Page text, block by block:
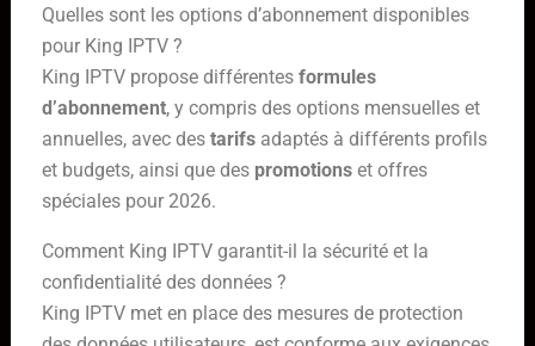
Quelles sont les options d’abonnement disponibles
pour King IPTV ?
King IPTV propose différentes formules
d’abonnement, y compris des options mensuelles et
annuelles, avec des tarifsadaptés à différents profils
et budgets, ainsi que des promotionset offres
spéciales pour 2026.
Comment King IPTV garantit-il la sécurité et la
confidentialité des données ?
King IPTV met en place des mesures de protection